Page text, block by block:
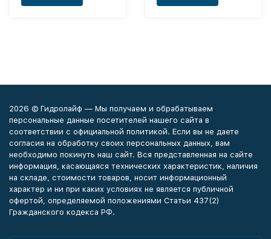
2026 © Гидролайф — Мы получаем и обрабатываем
персональные данные посетителей нашего сайта в
соответствии с официальной политикой. Если вы не даете
согласия на обработку своих персональных данных, вам
необходимо покинуть наш сайт. Вся представленная на сайте
информация, касающаяся технических характеристик, наличия
на складе, стоимости товаров, носит информационный
характер и ни при каких условиях не является публичной
офертой, определяемой положениями Статьи 437(2)
Гражданского кодекса РФ.